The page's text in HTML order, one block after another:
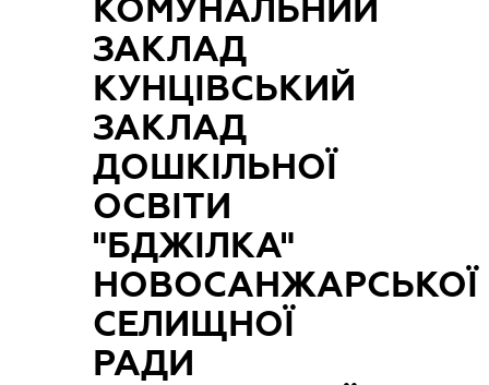
КОМУНАЛЬНИЙ
ЗАКЛАД
КУНЦІВСЬКИЙ
ЗАКЛАД
ДОШКІЛЬНОЇ
ОСВІТИ
"БДЖІЛКА"
НОВОСАНЖАРСЬКОЇ
СЕЛИЩНОЇ
РАДИ